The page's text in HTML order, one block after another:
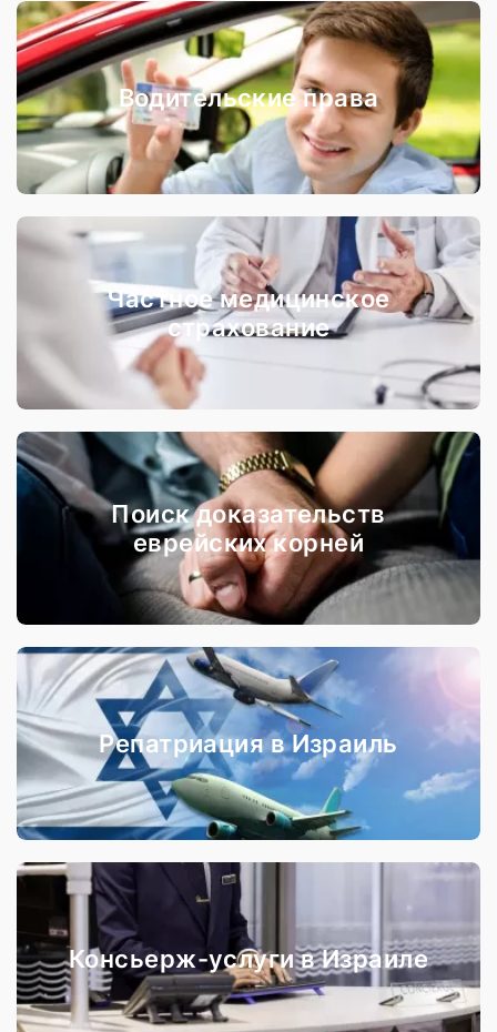
Водительские права
Частное медицинское
страхование
Поиск доказательств
еврейских корней
Репатриация в Израиль
Консьерж-услуги в Израиле